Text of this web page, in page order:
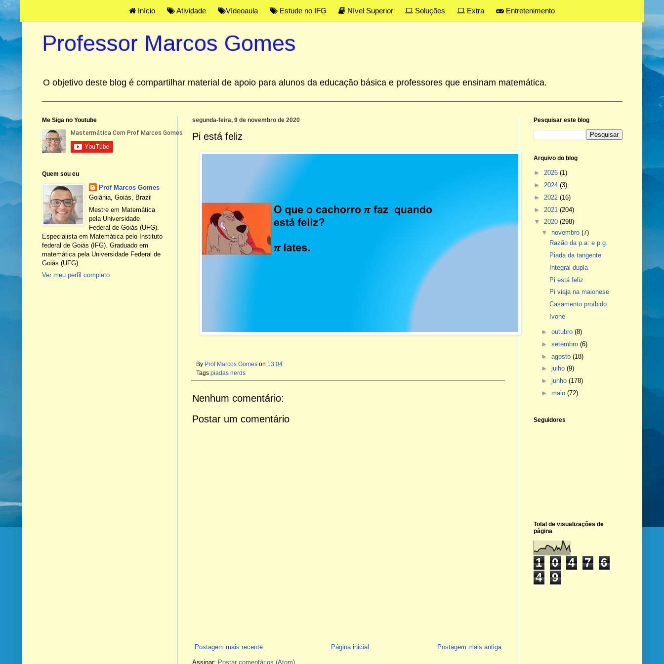
Início Atividade Vídeoaula Estude no IFG Nível Superior Soluções Extra Entretenimento
Professor Marcos Gomes
O objetivo deste blog é compartilhar material de apoio para alunos da educação básica e professores que ensinam matemática.
segunda-feira, 9 de novembro de 2020
Pi está feliz
By Prof Marcos Gomes on 13:04
Tags piadas nerds
Nenhum comentário:
Postar um comentário
Postagem mais recente Postagem mais antiga
Página inicial
Assinar: Postar comentários (Atom)
Me Siga no Youtube
Quem sou eu
Prof Marcos Gomes
Goiânia, Goiás, Brazil
Mestre em Matemática
pela Universidade
Federal de Goiás (UFG).
Especialista em Matemática pelo Instituto
federal de Goiás (IFG). Graduado em
matemática pela Universidade Federal de
Goiás (UFG).
Ver meu perfil completo
Pesquisar este blog
Arquivo do blog
► 2026 (1)
► 2024 (3)
► 2022 (16)
► 2021 (204)
▼ 2020 (298)
▼novembro(7)
Razão da p.a. e p.g.
Piada da tangente
Integral dupla
Pi está feliz
Pi viaja na maionese
Casamento proíbido
Ivone
►outubro(8)
►setembro(6)
►agosto(18)
►julho(9)
►junho(178)
►maio(72)
Seguidores
Total de visualizações de
página
1 0 4 7
6
4
9